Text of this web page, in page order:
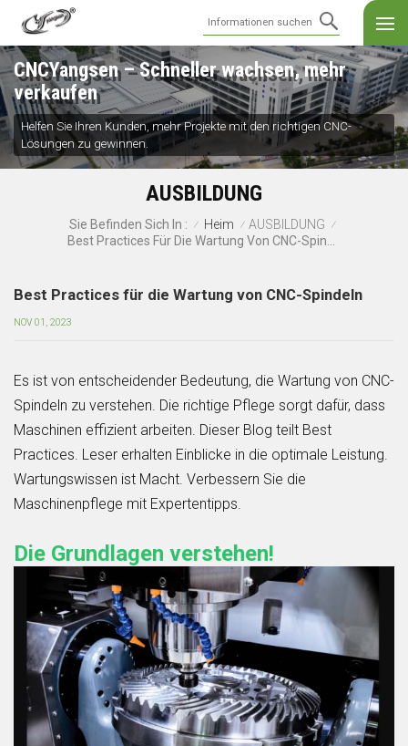
CNCYangsen – Schneller wachsen, mehr
verkaufen
Helfen Sie Ihren Kunden, mehr Projekte mit den richtigen CNC-
Lösungen zu gewinnen.
AUSBILDUNG
Sie Befinden Sich In : / Heim / AUSBILDUNG /
Best Practices für die Wartung von CNC-Spindeln
NOV 01, 2023
Es ist von entscheidender Bedeutung, die Wartung von CNC-
Spindeln zu verstehen. Die richtige Pflege sorgt dafür, dass
Maschinen effizient arbeiten. Dieser Blog teilt Best
Practices. Leser erhalten Einblicke in die optimale Leistung.
Wartungswissen ist Macht. Verbessern Sie die
Maschinenpflege mit Expertentipps.
Die Grundlagen verstehen!